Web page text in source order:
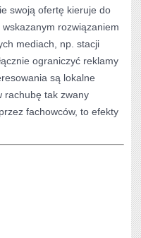
swoją ofertę kieruje do
rozwiązaniem
mediach, np. stacji
ograniczyć reklamy
są lokalne
rachubę tak zwany
fachowców, to efekty